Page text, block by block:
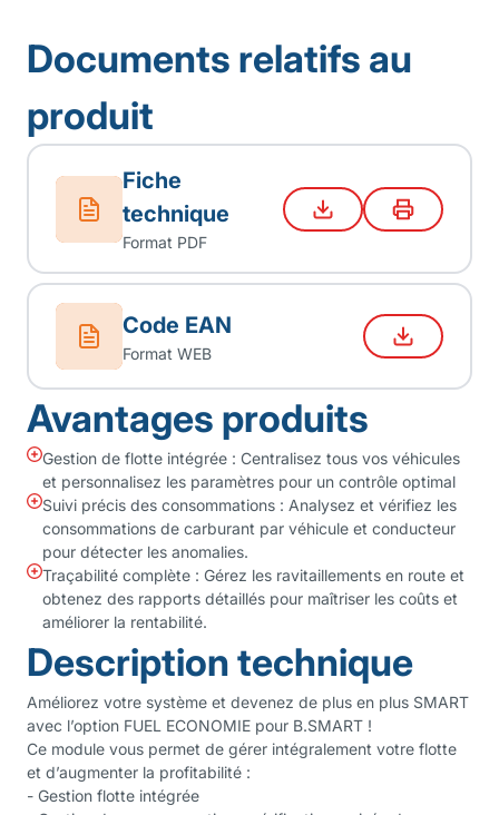
Documents relatifs au
produit
Fiche
technique
Format PDF
Code EAN
Format WEB
Avantages produits
Gestion de flotte intégrée : Centralisez tous vos véhicules
et personnalisez les paramètres pour un contrôle optimal
Suivi précis des consommations : Analysez et vérifiez les
consommations de carburant par véhicule et conducteur
pour détecter les anomalies.
Traçabilité complète : Gérez les ravitaillements en route et
obtenez des rapports détaillés pour maîtriser les coûts et
améliorer la rentabilité.
Description technique
Améliorez votre système et devenez de plus en plus SMART
avec l’option FUEL ECONOMIE pour B.SMART !
Ce module vous permet de gérer intégralement votre flotte
et d’augmenter la profitabilité :
- Gestion flotte intégrée